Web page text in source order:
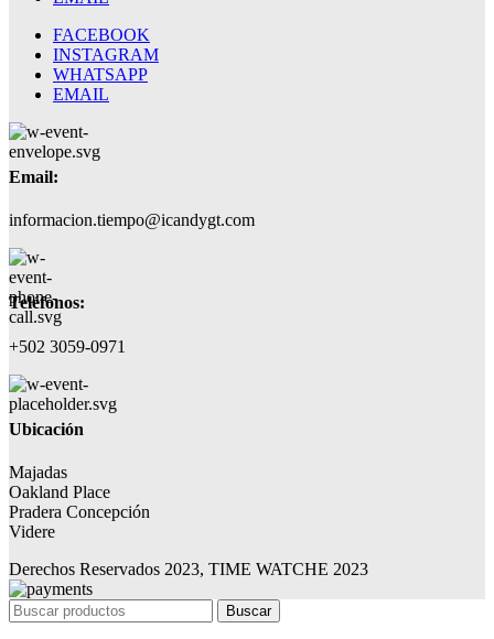
FACEBOOK
INSTAGRAM
WHATSAPP
EMAIL
Email:
informacion.tiempo@icandygt.com
Teléfonos:
+502 3059-0971
Ubicación
Majadas
Oakland Place
Pradera Concepción
Videre
Derechos Reservados 2023, TIME WATCHE 2023
Buscar